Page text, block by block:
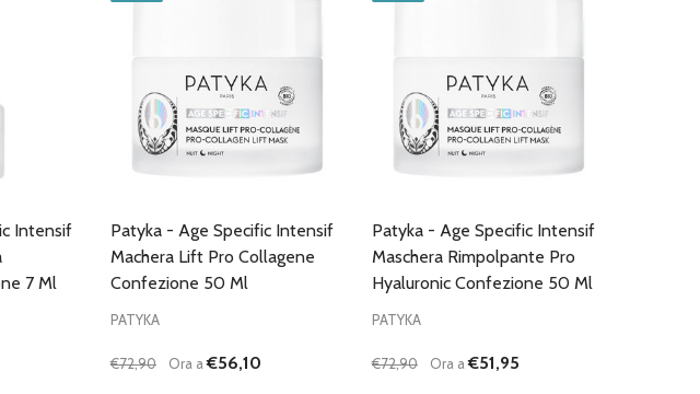
Intensif
7 Ml
Patyka - Age Specific Intensif
Machera Lift Pro Collagene
Confezione 50 Ml
PATYKA
€72,90 Ora a€56,10
Patyka - Age Specific Intensif
Maschera Rimpolpante Pro
Hyaluronic Confezione 50 Ml
PATYKA
€72,90 Ora a€51,95